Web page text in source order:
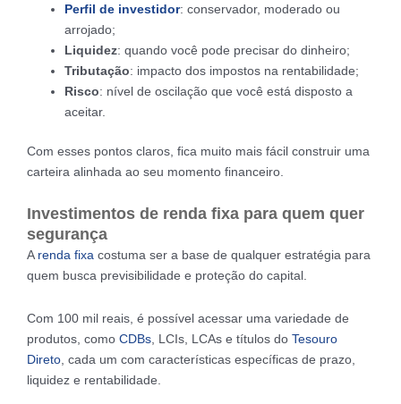
Perfil de investidor: conservador, moderado ou
arrojado;
Liquidez: quando você pode precisar do dinheiro;
Tributação: impacto dos impostos na rentabilidade;
Risco: nível de oscilação que você está disposto a
aceitar.
Com esses pontos claros, fica muito mais fácil construir uma
carteira alinhada ao seu momento financeiro.
Investimentos de renda fixa para quem quer
segurança
A renda fixa costuma ser a base de qualquer estratégia para
quem busca previsibilidade e proteção do capital.
Com 100 mil reais, é possível acessar uma variedade de
produtos, como CDBs , LCIs, LCAs e títulos do Tesouro
Direto , cada um com características específicas de prazo,
liquidez e rentabilidade.